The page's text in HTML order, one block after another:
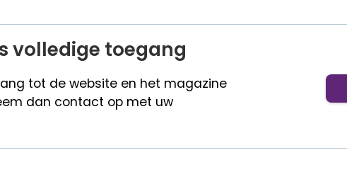
volledige toegang
tot de website en het magazine
dan contact op met uw